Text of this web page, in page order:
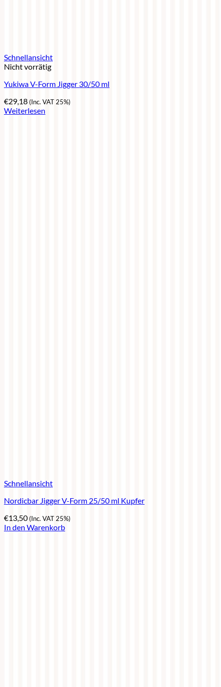
Schnellansicht
Nicht vorrätig
Yukiwa V-Form Jigger 30/50 ml
€29,18(Inc. VAT 25%)
Weiterlesen
Schnellansicht
Nordicbar Jigger V-Form 25/50 ml Kupfer
€13,50(Inc. VAT 25%)
In den Warenkorb